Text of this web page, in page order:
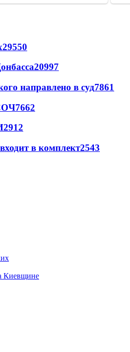
29550
20997
направлено в суд7861
7662
2912
в комплект2543
Киевщине